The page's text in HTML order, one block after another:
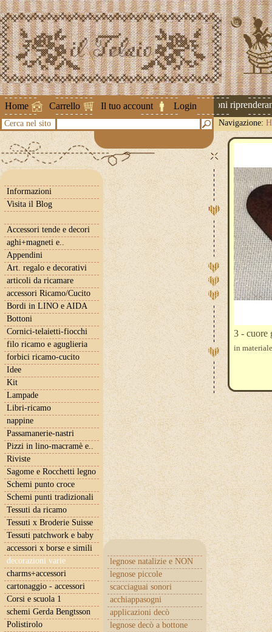
Home Carrello Il tuo account Login
Attenzione ! Le spedizioni
Cerca nel sito Navigazione:
Informazioni
Visita il Blog
Accessori tende e decori
aghi+magneti e..
Appendini
Art. regalo e decorativi
articoli da ricamare
accessori Ricamo/Cucito
Bordi in LINO e AIDA
Bottoni
Cornici-telaietti-fiocchi
filo ricamo e aguglieria
forbici ricamo-cucito
Idee
Kit
Lampade
Libri-ricamo
nappine
Passamanerie-nastri
Pizzi in lino-macramè e..
Riviste
Sagome e Rocchetti legno
Schemi punto croce
Schemi punti tradizionali
Tessuti da ricamo
Tessuti x Broderie Suisse
Tessuti patchwork e baby
accessori x borse e simili
decorazioni varie
legnose natalizie e NON
legnose piccole
scacciaguai sonori
acchiappasogni
applicazioni decò
legnose decò a bottone
charms+accessori
cartonaggio - accessori
Corsi e scuola 1
schemi Gerda Bengtsson
Polistirolo
3 - cuore
in